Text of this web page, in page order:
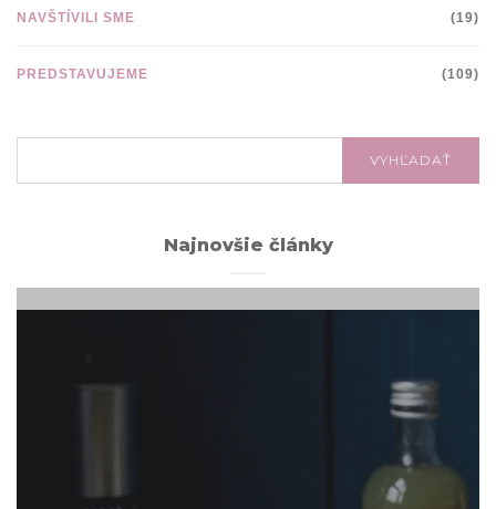
NAVŠTÍVILI SME (19)
PREDSTAVUJEME (109)
VYHĽADAŤ
Najnovšie články